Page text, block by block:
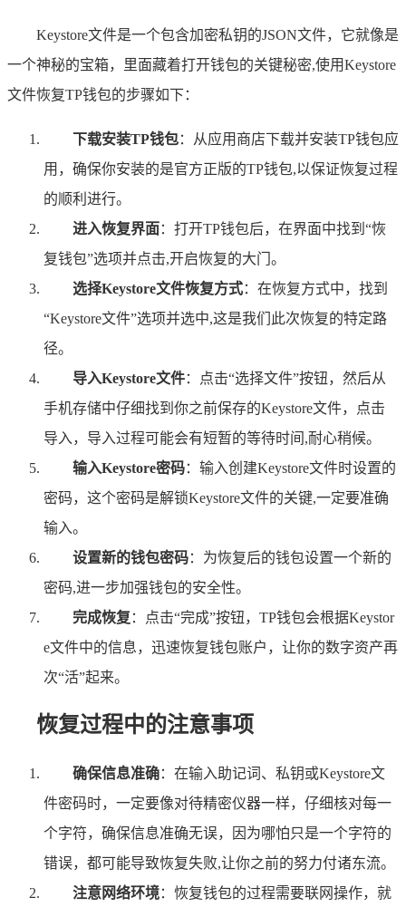
Keystore文件是一个包含加密私钥的JSON文件，它就像是
一个神秘的宝箱，里面藏着打开钱包的关键秘密,使用Keystore
文件恢复TP钱包的步骤如下：
下载安装TP钱包：从应用商店下载并安装TP钱包应
用，确保你安装的是官方正版的TP钱包,以保证恢复过程
的顺利进行。
进入恢复界面：打开TP钱包后，在界面中找到“恢
复钱包”选项并点击,开启恢复的大门。
选择Keystore文件恢复方式：在恢复方式中，找到
“Keystore文件”选项并选中,这是我们此次恢复的特定路
径。
导入Keystore文件：点击“选择文件”按钮，然后从
手机存储中仔细找到你之前保存的Keystore文件，点击
导入，导入过程可能会有短暂的等待时间,耐心稍候。
输入Keystore密码：输入创建Keystore文件时设置的
密码，这个密码是解锁Keystore文件的关键,一定要准确
输入。
设置新的钱包密码：为恢复后的钱包设置一个新的
密码,进一步加强钱包的安全性。
完成恢复 ：点击“完成”按钮，TP钱包会根据Keystor
e文件中的信息，迅速恢复钱包账户，让你的数字资产再
次“活”起来。
恢复过程中的注意事项
确保信息准确：在输入助记词、私钥或Keystore文
件密码时，一定要像对待精密仪器一样，仔细核对每一
个字符，确保信息准确无误，因为哪怕只是一个字符的
错误，都可能导致恢复失败,让你之前的努力付诸东流。
注意网络环境：恢复钱包的过程需要联网操作，就